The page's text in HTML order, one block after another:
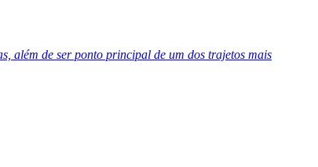
além de ser ponto principal de um dos trajetos mais